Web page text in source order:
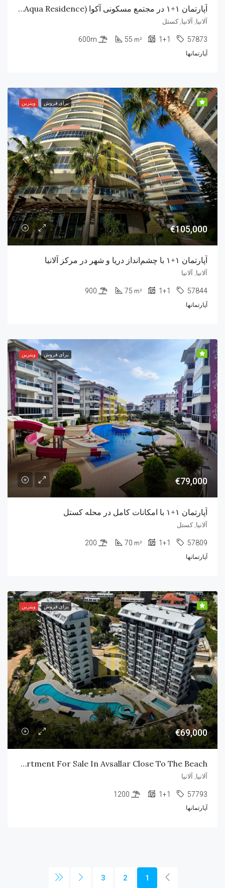
آپارتمان ۱+۱ در مجتمع مسکونی آکوا (Aqua Residence) در کستل
آلانیا, آلانیا, کستل
57873
1+1
55 m²
600m
آپارتمانها
برای فروش ویترین
€105,000
آپارتمان ۱+۱ با چشم‌انداز دریا و شهر در مرکز آلانیا
آلانیا, آلانیا
57844
1+1
75 m²
900
آپارتمانها
برای فروش ویترین
€79,000
آپارتمان ۱+۱ با امکانات کامل در محله کستل
آلانیا, کستل
57809
1+1
70 m²
200
آپارتمانها
برای فروش ویترین
€69,000
Brand New Apartment For Sale In Avsallar Close To The Beach
آلانیا, آلانیا
57793
1+1
1200
آپارتمانها
1
2
3